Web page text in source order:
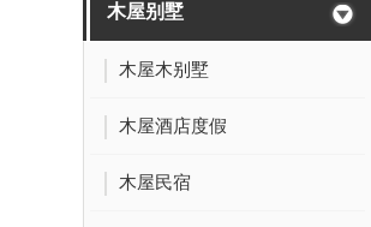
木屋别墅
木屋木别墅
木屋酒店度假
木屋民宿